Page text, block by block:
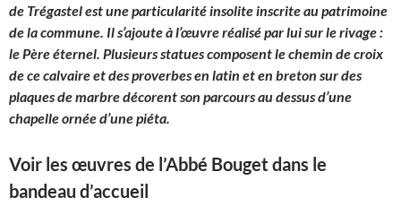
de Trégastel est une particularité insolite inscrite au patrimoine
de la commune. Il s’ajoute à l’œuvre réalisé par lui sur le rivage :
le Père éternel. Plusieurs statues composent le chemin de croix
de ce calvaire et des proverbes en latin et en breton sur des
plaques de marbre décorent son parcours au dessus d’une
chapelle ornée d’une piéta.
Voir les œuvres de l’Abbé Bouget dans le
bandeau d’accueil